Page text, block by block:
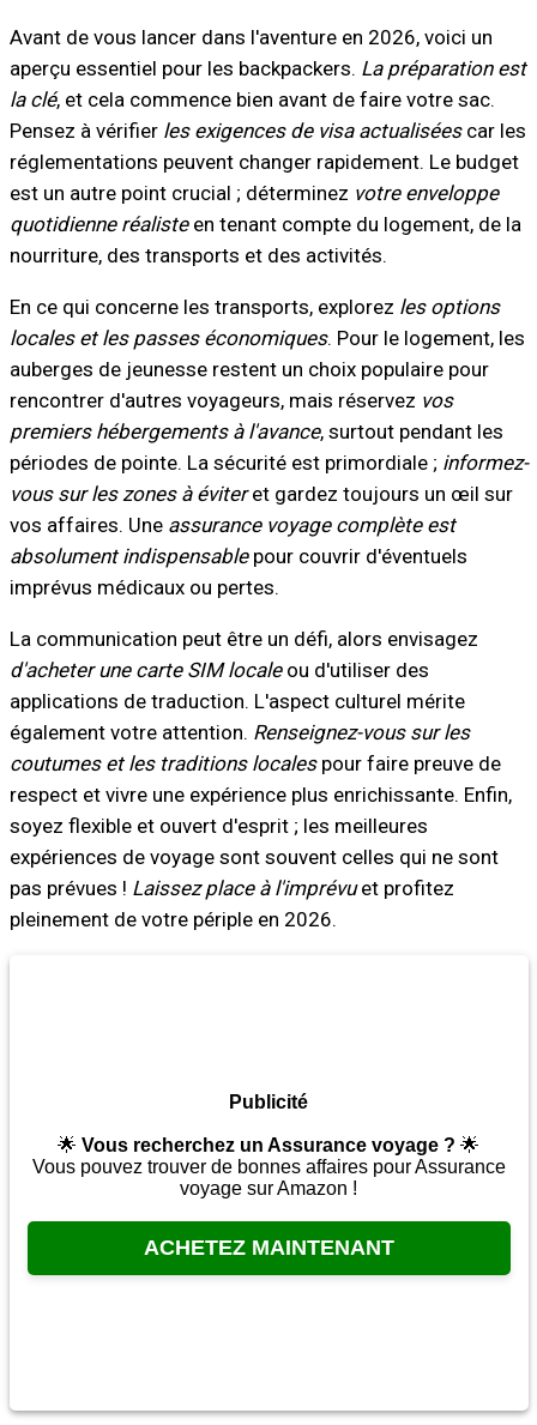
Avant de vous lancer dans l'aventure en 2026, voici un
aperçu essentiel pour les backpackers. La préparation est
la clé, et cela commence bien avant de faire votre sac.
Pensez à vérifier les exigences de visa actualiséescar les
réglementations peuvent changer rapidement. Le budget
est un autre point crucial ; déterminez votre enveloppe
quotidienne réalisteen tenant compte du logement, de la
nourriture, des transports et des activités.
En ce qui concerne les transports, explorez les options
locales et les passes économiques. Pour le logement, les
auberges de jeunesse restent un choix populaire pour
rencontrer d'autres voyageurs, mais réservez vos
premiers hébergements à l'avance, surtout pendant les
périodes de pointe. La sécurité est primordiale ; informez-
vous sur les zones à éviteret gardez toujours un œil sur
vos affaires. Une assurance voyage complète est
absolument indispensablepour couvrir d'éventuels
imprévus médicaux ou pertes.
La communication peut être un défi, alors envisagez
d'acheter une carte SIM localeou d'utiliser des
applications de traduction. L'aspect culturel mérite
également votre attention. Renseignez-vous sur les
coutumes et les traditions localespour faire preuve de
respect et vivre une expérience plus enrichissante. Enfin,
soyez flexible et ouvert d'esprit ; les meilleures
expériences de voyage sont souvent celles qui ne sont
pas prévues ! Laissez place à l'imprévuet profitez
pleinement de votre périple en 2026.
Publicité
🌟 Vous recherchez un Assurance voyage ? 🌟
Vous pouvez trouver de bonnes affaires pour Assurance
voyage sur Amazon !
ACHETEZ MAINTENANT